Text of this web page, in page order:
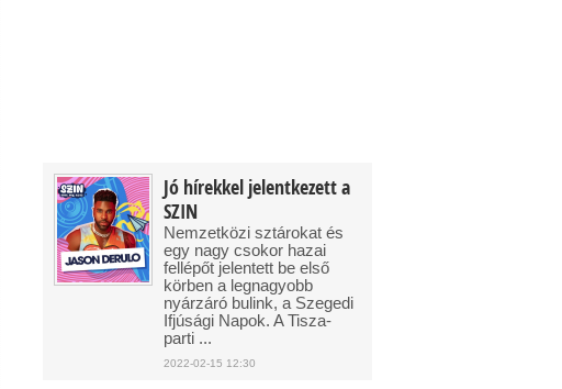
Jó hírekkel jelentkezett a
SZIN
Nemzetközi sztárokat és
egy nagy csokor hazai
fellépőt jelentett be első
körben a legnagyobb
nyárzáró bulink, a Szegedi
Ifjúsági Napok. A Tisza-
parti ...
2022-02-15 12:30